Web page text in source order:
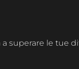
superare le tue